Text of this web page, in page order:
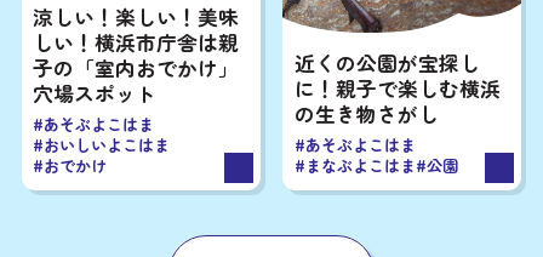
涼しい！楽しい！美味
しい！横浜市庁舎は親
子の「室内おでかけ」
穴場スポット
#あそぶよこはま
#おいしいよこはま
#おでかけ
近くの公園が宝探し
に！親子で楽しむ横浜
の生き物さがし
#あそぶよこはま
#まなぶよこはま#公園